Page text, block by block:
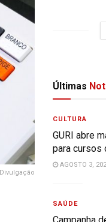
Divulgação
Últimas
CULTURA
GURI abre
para cursos
AGOSTO 3,
SAÚDE